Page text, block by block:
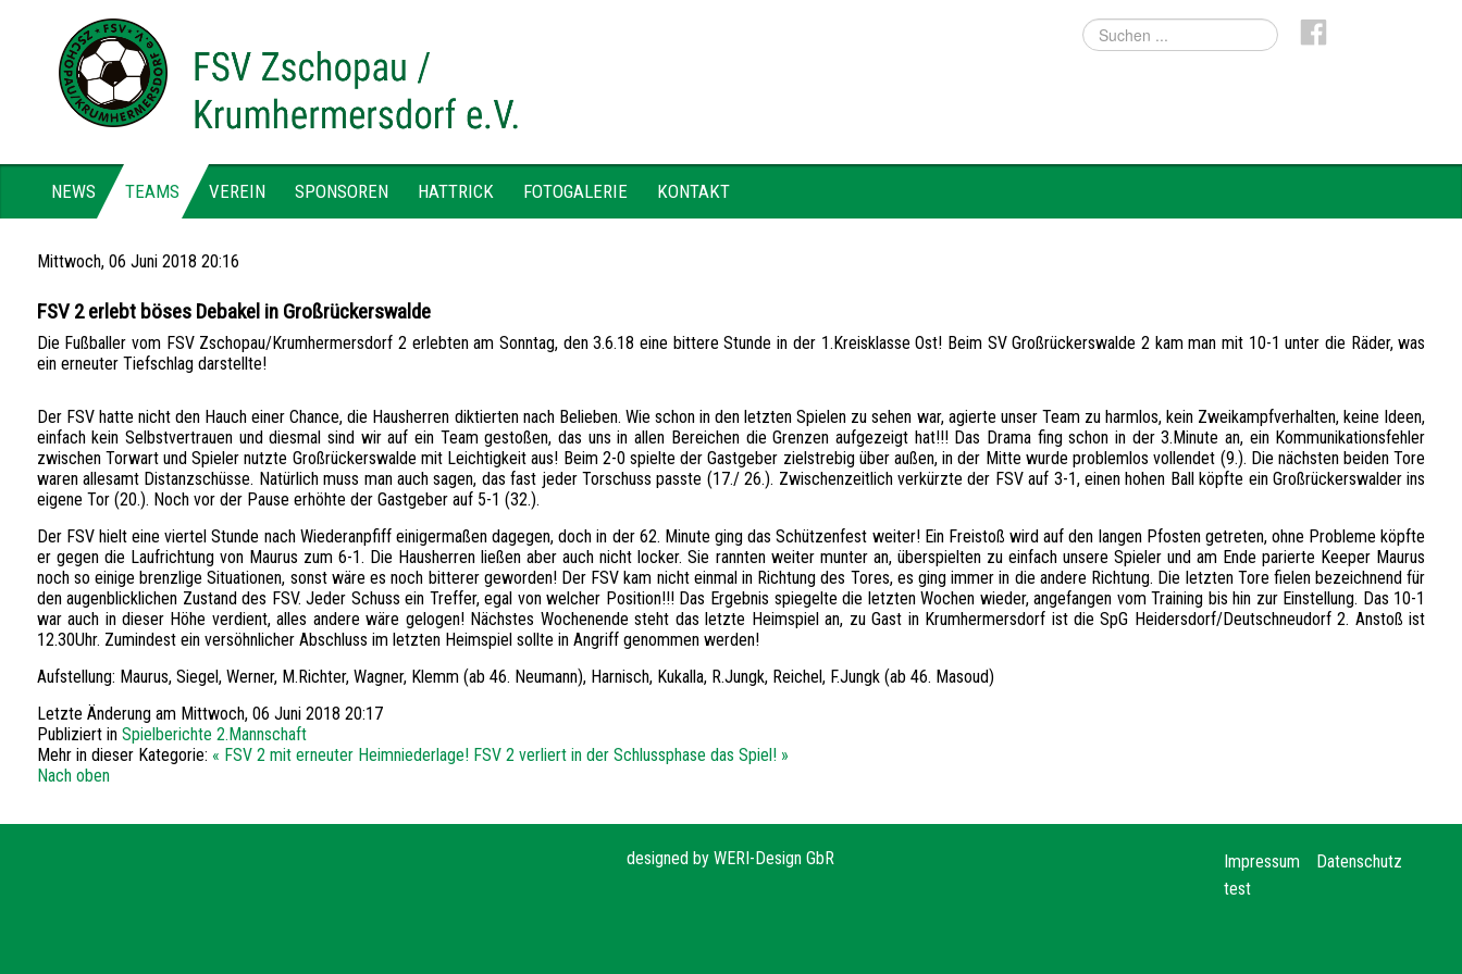
NEWS TEAMS VEREIN SPONSOREN HATTRICK FOTOGALERIE KONTAKT
Mittwoch, 06 Juni 2018 20:16
FSV 2 erlebt böses Debakel in Großrückerswalde
Die Fußballer vom FSV Zschopau/Krumhermersdorf 2 erlebten am Sonntag, den 3.6.18 eine bittere Stunde in der 1.Kreisklasse Ost! Beim SV Großrückerswalde 2 kam man mit 10-1 unter die Räder, was
ein erneuter Tiefschlag darstellte!
Der FSV hatte nicht den Hauch einer Chance, die Hausherren diktierten nach Belieben. Wie schon in den letzten Spielen zu sehen war, agierte unser Team zu harmlos, kein Zweikampfverhalten, keine Ideen,
einfach kein Selbstvertrauen und diesmal sind wir auf ein Team gestoßen, das uns in allen Bereichen die Grenzen aufgezeigt hat!!! Das Drama fing schon in der 3.Minute an, ein Kommunikationsfehler
zwischen Torwart und Spieler nutzte Großrückerswalde mit Leichtigkeit aus! Beim 2-0 spielte der Gastgeber zielstrebig über außen, in der Mitte wurde problemlos vollendet (9.). Die nächsten beiden Tore
waren allesamt Distanzschüsse. Natürlich muss man auch sagen, das fast jeder Torschuss passte (17./ 26.). Zwischenzeitlich verkürzte der FSV auf 3-1, einen hohen Ball köpfte ein Großrückerswalder ins
eigene Tor (20.). Noch vor der Pause erhöhte der Gastgeber auf 5-1 (32.).
Der FSV hielt eine viertel Stunde nach Wiederanpfiff einigermaßen dagegen, doch in der 62. Minute ging das Schützenfest weiter! Ein Freistoß wird auf den langen Pfosten getreten, ohne Probleme köpfte
er gegen die Laufrichtung von Maurus zum 6-1. Die Hausherren ließen aber auch nicht locker. Sie rannten weiter munter an, überspielten zu einfach unsere Spieler und am Ende parierte Keeper Maurus
noch so einige brenzlige Situationen, sonst wäre es noch bitterer geworden! Der FSV kam nicht einmal in Richtung des Tores, es ging immer in die andere Richtung. Die letzten Tore fielen bezeichnend für
den augenblicklichen Zustand des FSV. Jeder Schuss ein Treffer, egal von welcher Position!!! Das Ergebnis spiegelte die letzten Wochen wieder, angefangen vom Training bis hin zur Einstellung. Das 10-1
war auch in dieser Höhe verdient, alles andere wäre gelogen! Nächstes Wochenende steht das letzte Heimspiel an, zu Gast in Krumhermersdorf ist die SpG Heidersdorf/Deutschneudorf 2. Anstoß ist
12.30Uhr. Zumindest ein versöhnlicher Abschluss im letzten Heimspiel sollte in Angriff genommen werden!
Aufstellung: Maurus, Siegel, Werner, M.Richter, Wagner, Klemm (ab 46. Neumann), Harnisch, Kukalla, R.Jungk, Reichel, F.Jungk (ab 46. Masoud)
Letzte Änderung am Mittwoch, 06 Juni 2018 20:17
Publiziert in Spielberichte 2.Mannschaft
Mehr in dieser Kategorie: « FSV 2 mit erneuter Heimniederlage! FSV 2 verliert in der Schlussphase das Spiel! »
Nach oben
designed byWERI-Design GbR Impressum
Datenschutz
test